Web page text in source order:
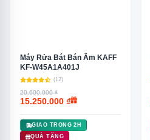
Máy Rửa Bát Bán Âm KAFF
KF-W45A1A401J
(12)
20.600.000 ₫
15.250.000 ₫
GIAO TRONG 2H
QUÀ TẶNG